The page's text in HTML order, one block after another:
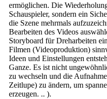
ermöglichen. Die
Schauspieler, sondern ein
die Szene mehrmals
Bearbeiten des Videos
Storyboard für Dreharbeiten
Filmen (Videoproduktion)
Ideen und Einstellungen
Ganze. Es ist nicht
zu wechseln und die
Zeitlupe) zu ändern, um
erzeugen. .. ).